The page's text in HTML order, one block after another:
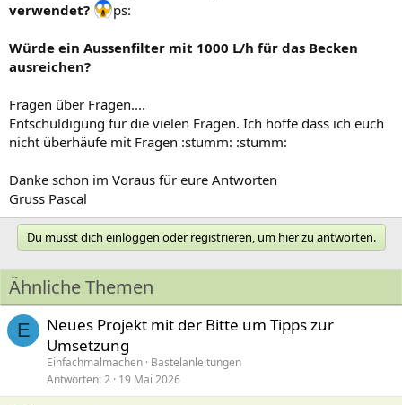
verwendet?
ps:
Würde ein Aussenfilter mit 1000 L/h für das Becken
ausreichen?
Fragen über Fragen....
Entschuldigung für die vielen Fragen. Ich hoffe dass ich euch
nicht überhäufe mit Fragen :stumm: :stumm:
Danke schon im Voraus für eure Antworten
Gruss Pascal
Du musst dich einloggen oder registrieren, um hier zu antworten.
Ähnliche Themen
E
Neues Projekt mit der Bitte um Tipps zur
Umsetzung
Einfachmalmachen Bastelanleitungen
Antworten 2 19 Mai 2026